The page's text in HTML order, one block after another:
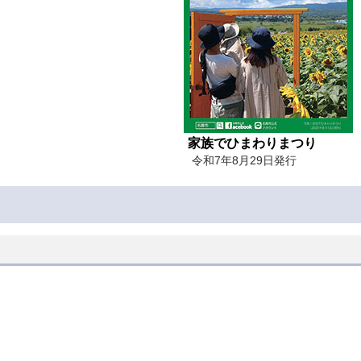
家族でひまわりまつり
令和7年8月29日発行